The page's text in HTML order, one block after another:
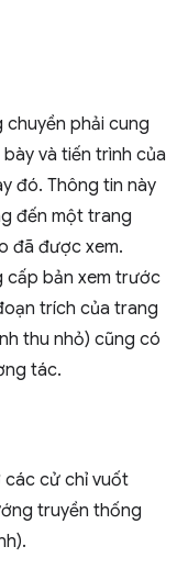
chuyền phải cung
và tiến trình của
đó. Thông tin này
đến một trang
đã được xem.
cấp bản xem trước
trích của trang
thu nhỏ) cũng có
tác.
các cử chỉ vuốt
truyền thống